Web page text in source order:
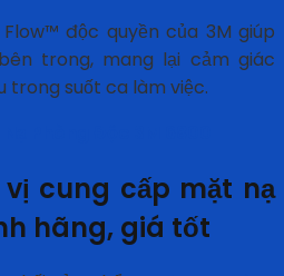
độc quyền của 3M giúp
trong, mang lại cảm giác
trong suốt ca làm việc.
cung cấp mặt nạ
hãng, giá tốt